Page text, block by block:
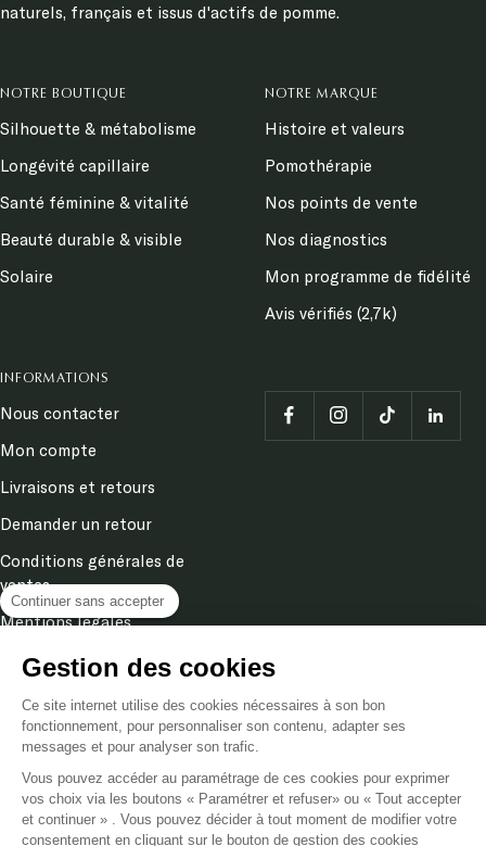
Continuer sans accepter
Gestion des cookies
Ce site internet utilise des cookies nécessaires à son bon
fonctionnement, pour personnaliser son contenu, adapter ses
messages et pour analyser son trafic.
Vous pouvez accéder au paramétrage de ces cookies pour exprimer
vos choix via les boutons « Paramétrer et refuser» ou « Tout accepter
et continuer » . Vous pouvez décider à tout moment de modifier votre
consentement en cliquant sur le bouton de gestion des cookies
naturels, français et issus d'actifs de pomme.
NOTRE BOUTIQUE
Silhouette & métabolisme
Longévité capillaire
Santé féminine & vitalité
Beauté durable & visible
Solaire
NOTRE MARQUE
Histoire et valeurs
Pomothérapie
Nos points de vente
Nos diagnostics
Mon programme de fidélité
Avis vérifiés (2,7k)
INFORMATIONS
Nous contacter
Mon compte
Livraisons et retours
Demander un retour
Conditions générales de
ventes
Mentions légales
Politique de confidentialité
& cookies
Langue
Poméol 2026